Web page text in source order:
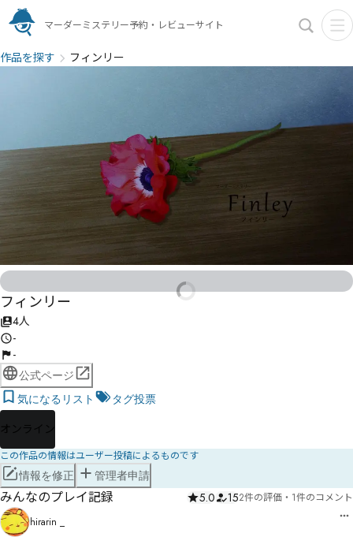
マーダーミステリー予約・レビューサイト
作品を探す フィンリー
フィンリー
4人
-
-
公式ページ
気になるリスト
タグ投票
オンライン
この作品の情報はユーザー投稿によるものです
情報を修正 管理者申請
みんなのプレイ記録 5.0 152件の評価 ・ 1件のコメント
hirarin _